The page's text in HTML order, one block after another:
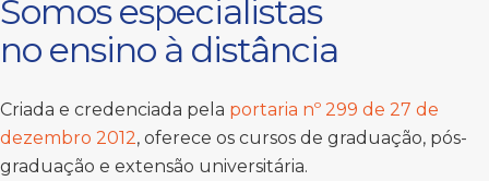
Somos especialistas
no ensino à distância
Criada e credenciada pela portaria nº 299 de 27 de
dezembro 2012, oferece os cursos de graduação, pós-
graduação e extensão universitária.